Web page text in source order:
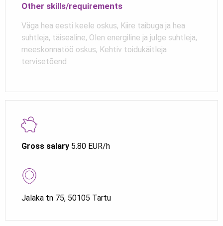
Gross salary 5.80 EUR/h
Jalaka tn 75, 50105 Tartu
Other skills/requirements
Väga hea eesti keele oskus, Kiire taibuga ja hea
suhtleja, täisealine, Olen energiline ja julge suhtleja,
meeskonnatöö oskus, Kehtiv toidukäitleja
tervisetõend